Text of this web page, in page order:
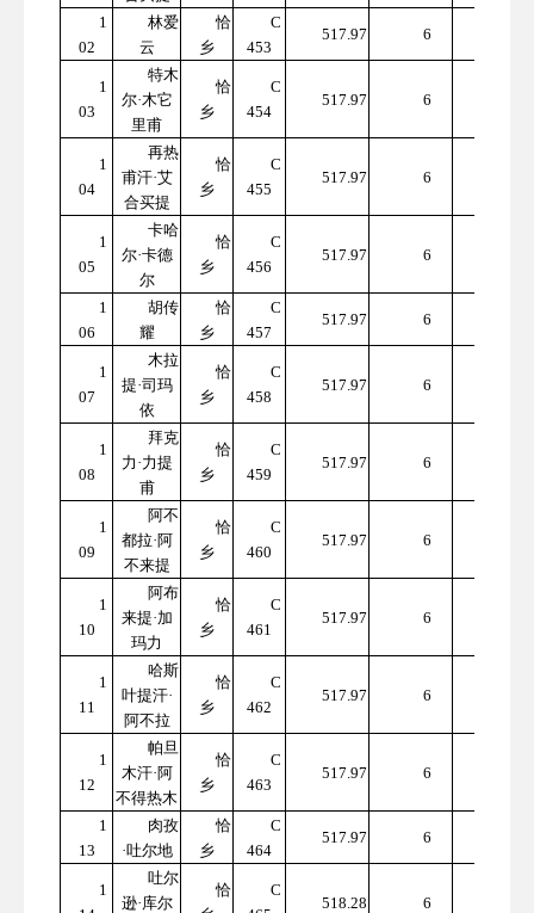
1
02
林爱
云
恰
乡
C
453
517.97 6
1
03
特木
尔·木它
里甫
恰
乡
C
454
517.97 6
1
04
再热
甫汗·艾
合买提
恰
乡
C
455
517.97 6
1
05
卡哈
尔·卡德
尔
恰
乡
C
456
517.97 6
1
06
胡传
耀
恰
乡
C
457
517.97 6
1
07
木拉
提·司玛
依
恰
乡
C
458
517.97 6
1
08
拜克
力·力提
甫
恰
乡
C
459
517.97 6
1
09
阿不
都拉·阿
不来提
恰
乡
C
460
517.97 6
1
10
阿布
来提·加
玛力
恰
乡
C
461
517.97 6
1
11
哈斯
叶提汗·
阿不拉
恰
乡
C
462
517.97 6
1
12
帕旦
木汗·阿
不得热木
恰
乡
C
463
517.97 6
1
13
肉孜
·吐尔地
恰
乡
C
464
517.97 6
1
吐尔
逊·库尔
恰
C
518.28 6